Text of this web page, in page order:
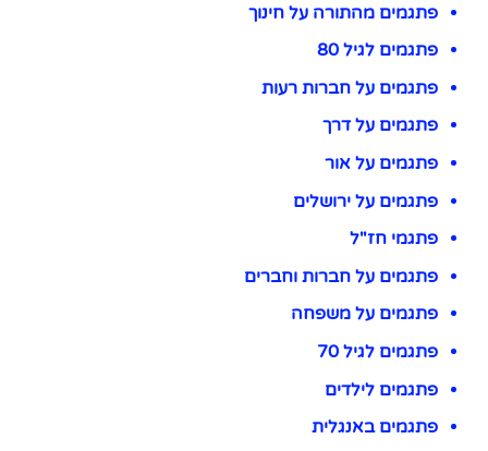
פתגמים מהתורה על חינוך
פתגמים לגיל 80
פתגמים על חברות רעות
פתגמים על דרך
פתגמים על אור
פתגמים על ירושלים
פתגמי חז"ל
פתגמים על חברות וחברים
פתגמים על משפחה
פתגמים לגיל 70
פתגמים לילדים
פתגמים באנגלית